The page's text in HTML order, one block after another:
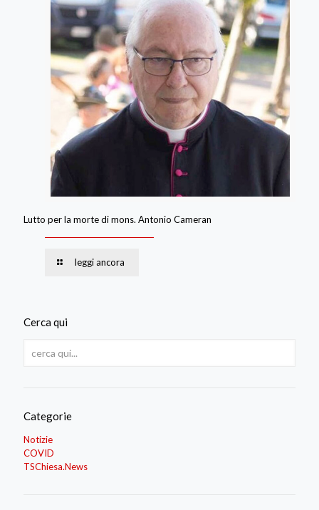
Lutto per la morte di mons. Antonio Cameran
leggi ancora
Cerca qui
Categorie
Notizie
COVID
TSChiesa.News